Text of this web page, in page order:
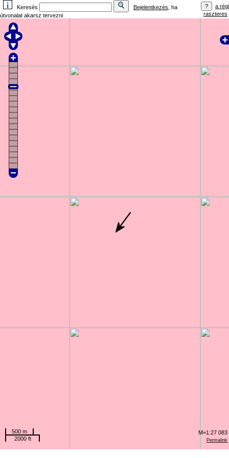
Keresés Bejelentkezés , ha
útvonalat akarsz tervezni
a régi
raszteres
Permalink
500 m
2000 ft
M=1:27 083